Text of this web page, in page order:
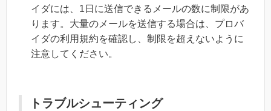
イダには、1日に送信できるメールの数に制限があ
ります。大量のメールを送信する場合は、プロバ
イダの利用規約を確認し、制限を超えないように
注意してください。
トラブルシューティング